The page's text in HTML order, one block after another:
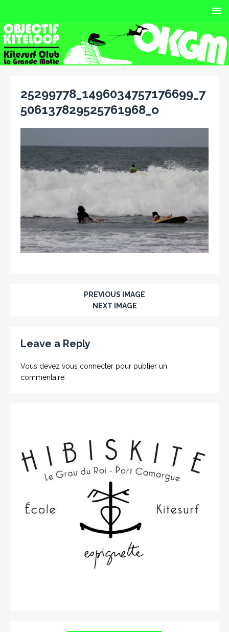
25299778_1496034757176699_7
506137829525761968_o
PREVIOUS IMAGE
NEXT IMAGE
Leave a Reply
Vous devez vous connecter pour publier un
commentaire.